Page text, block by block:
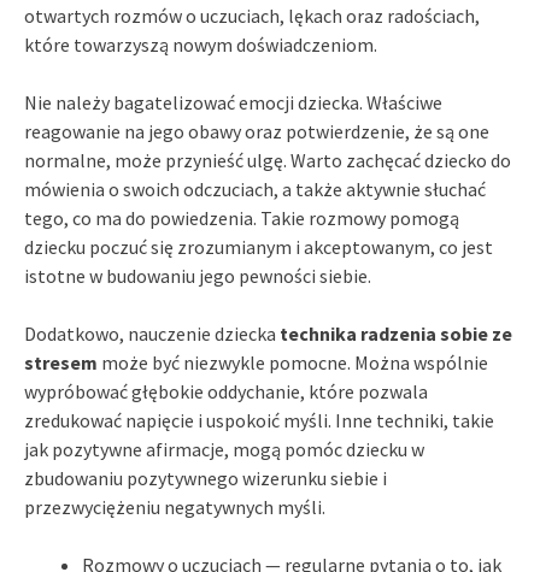
otwartych rozmów o uczuciach, lękach oraz radościach,
które towarzyszą nowym doświadczeniom.
Nie należy bagatelizować emocji dziecka. Właściwe
reagowanie na jego obawy oraz potwierdzenie, że są one
normalne, może przynieść ulgę. Warto zachęcać dziecko do
mówienia o swoich odczuciach, a także aktywnie słuchać
tego, co ma do powiedzenia. Takie rozmowy pomogą
dziecku poczuć się zrozumianym i akceptowanym, co jest
istotne w budowaniu jego pewności siebie.
Dodatkowo, nauczenie dziecka technika radzenia sobie ze
stresem może być niezwykle pomocne. Można wspólnie
wypróbować głębokie oddychanie, które pozwala
zredukować napięcie i uspokoić myśli. Inne techniki, takie
jak pozytywne afirmacje, mogą pomóc dziecku w
zbudowaniu pozytywnego wizerunku siebie i
przezwyciężeniu negatywnych myśli.
Rozmowy o uczuciach — regularne pytania o to, jak